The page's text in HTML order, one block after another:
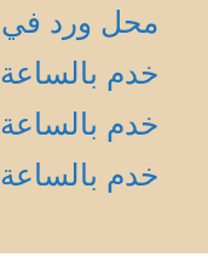
محل ورد
خدم
خدم
خدم